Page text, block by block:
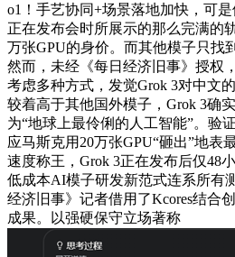
o1！手艺协同+场景落地加快，可
正在发布会时所展示的那么完满的
万张GPU的身价。而其他模子只找
然而，未经《每日经济旧事》授权
考虑多种方式，发觉Grok 3对中文
较着高于其他国外模子，Grok 3确
为“地球上最伶俐的人工智能”。验
应马斯克用20万张GPU“砸出”地表
速度称王，Grok 3正在发布后仅48
低成本AI模子研发新范式连系所有
经济旧事》记者借用了Kcores结合
成果。以强硬保守立场著称